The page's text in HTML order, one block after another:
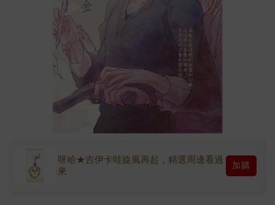
呀哈★吉伊卡哇旋風再起，精選周邊看過
來
加購